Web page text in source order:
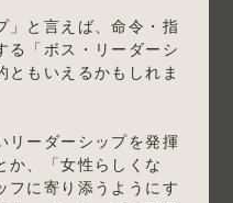
」と言えば、命令・指
る「ボス・リーダーシ
ともいえるかもしれま
リーダーシップを発揮
か、「女性らしくな
フに寄り添うようにす